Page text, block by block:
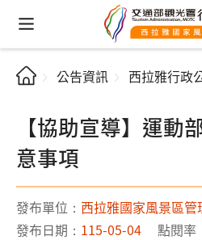
公告資訊 西拉雅行政
【協助宣導】運動
意事項
發布單位： 西拉雅國家風景區管
發布日期： 115-05-04 點閱率